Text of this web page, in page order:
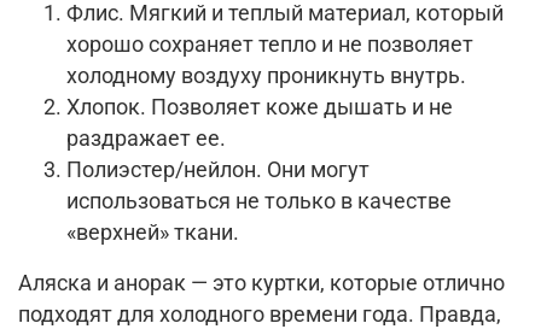
Флис. Мягкий и теплый материал, который
хорошо сохраняет тепло и не позволяет
холодному воздуху проникнуть внутрь.
Хлопок. Позволяет коже дышать и не
раздражает ее.
Полиэстер/нейлон. Они могут
использоваться не только в качестве
«верхней» ткани.
Аляска и анорак — это куртки, которые отлично
подходят для холодного времени года. Правда,